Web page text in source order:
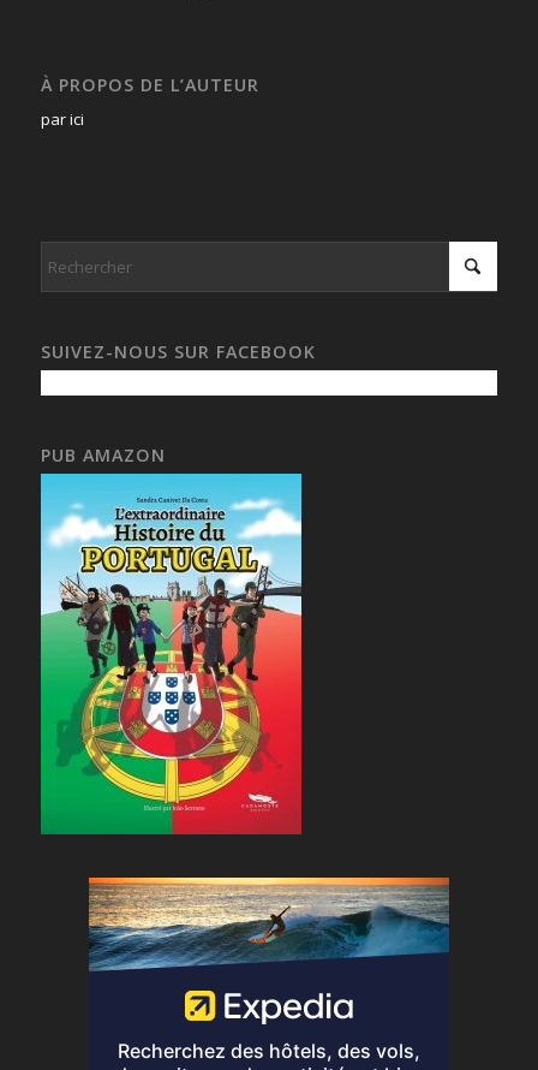
À PROPOS DE L’AUTEUR
par ici
SUIVEZ-NOUS SUR FACEBOOK
PUB AMAZON